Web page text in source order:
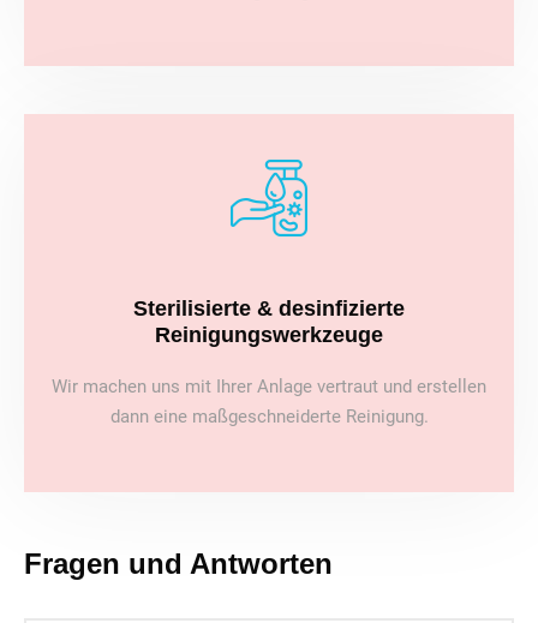
Sterilisierte & desinfizierte
Reinigungswerkzeuge
Wir machen uns mit Ihrer Anlage vertraut und erstellen
dann eine maßgeschneiderte Reinigung.
Fragen und Antworten